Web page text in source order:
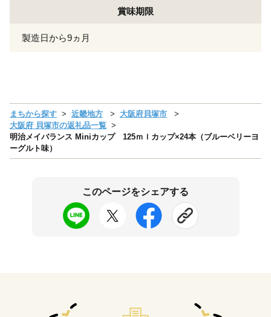
賞味期限
製造日から9ヵ月
まちから探す 近畿地方
大阪府貝塚市
大阪府 貝塚市の返礼品一覧
明治メイバランス Miniカップ 125ｍｌカップ×24本（ブルーベリーヨ
ーグルト味）
このページをシェアする